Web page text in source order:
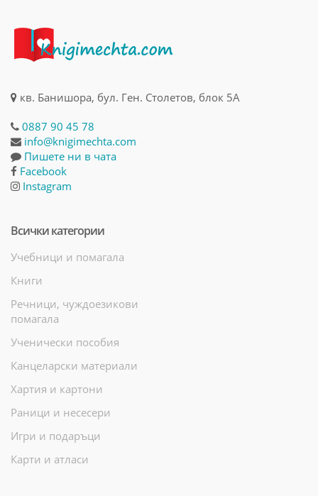
кв. Банишора, бул. Ген. Столетов, блок 5А
0887 90 45 78
info@knigimechta.com
Пишете ни в чата
Facebook
Instagram
Всички категории
Учебници и помагала
Книги
Речници, чуждоезикови
помагала
Ученически пособия
Канцеларски материали
Хартия и картони
Раници и несесери
Игри и подаръци
Карти и атласи